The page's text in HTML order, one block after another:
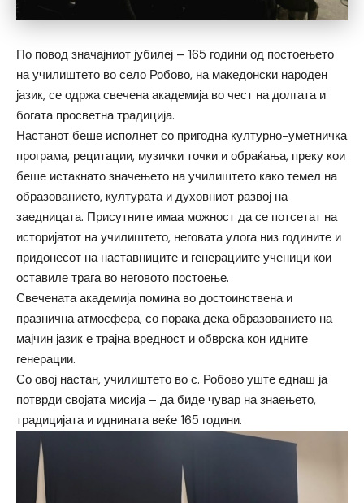
По повод значајниот јубилеј – 165 години од постоењето
на училиштето во село Робово, на македонски народен
јазик, се одржа свечена академија во чест на долгата и
богата просветна традиција.
Настанот беше исполнет со пригодна културно-уметничка
програма, рецитации, музички точки и обраќања, преку кои
беше истакнато значењето на училиштето како темел на
образованието, културата и духовниот развој на
заедницата. Присутните имаа можност да се потсетат на
историјатот на училиштето, неговата улога низ годините и
придонесот на наставниците и генерациите ученици кои
оставиле трага во неговото постоење.
Свечената академија помина во достоинствена и
празнична атмосфера, со порака дека образованието на
мајчин јазик е трајна вредност и обврска кон идните
генерации.
Со овој настан, училиштето во с. Робово уште еднаш ја
потврди својата мисија – да биде чувар на знаењето,
традицијата и иднината веќе 165 години.